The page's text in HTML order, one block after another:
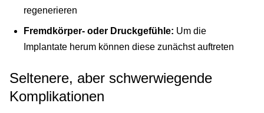
regenerieren
Fremdkörper- oder Druckgefühle: Um die
Implantate herum können diese zunächst auftreten
Seltenere, aber schwerwiegende
Komplikationen